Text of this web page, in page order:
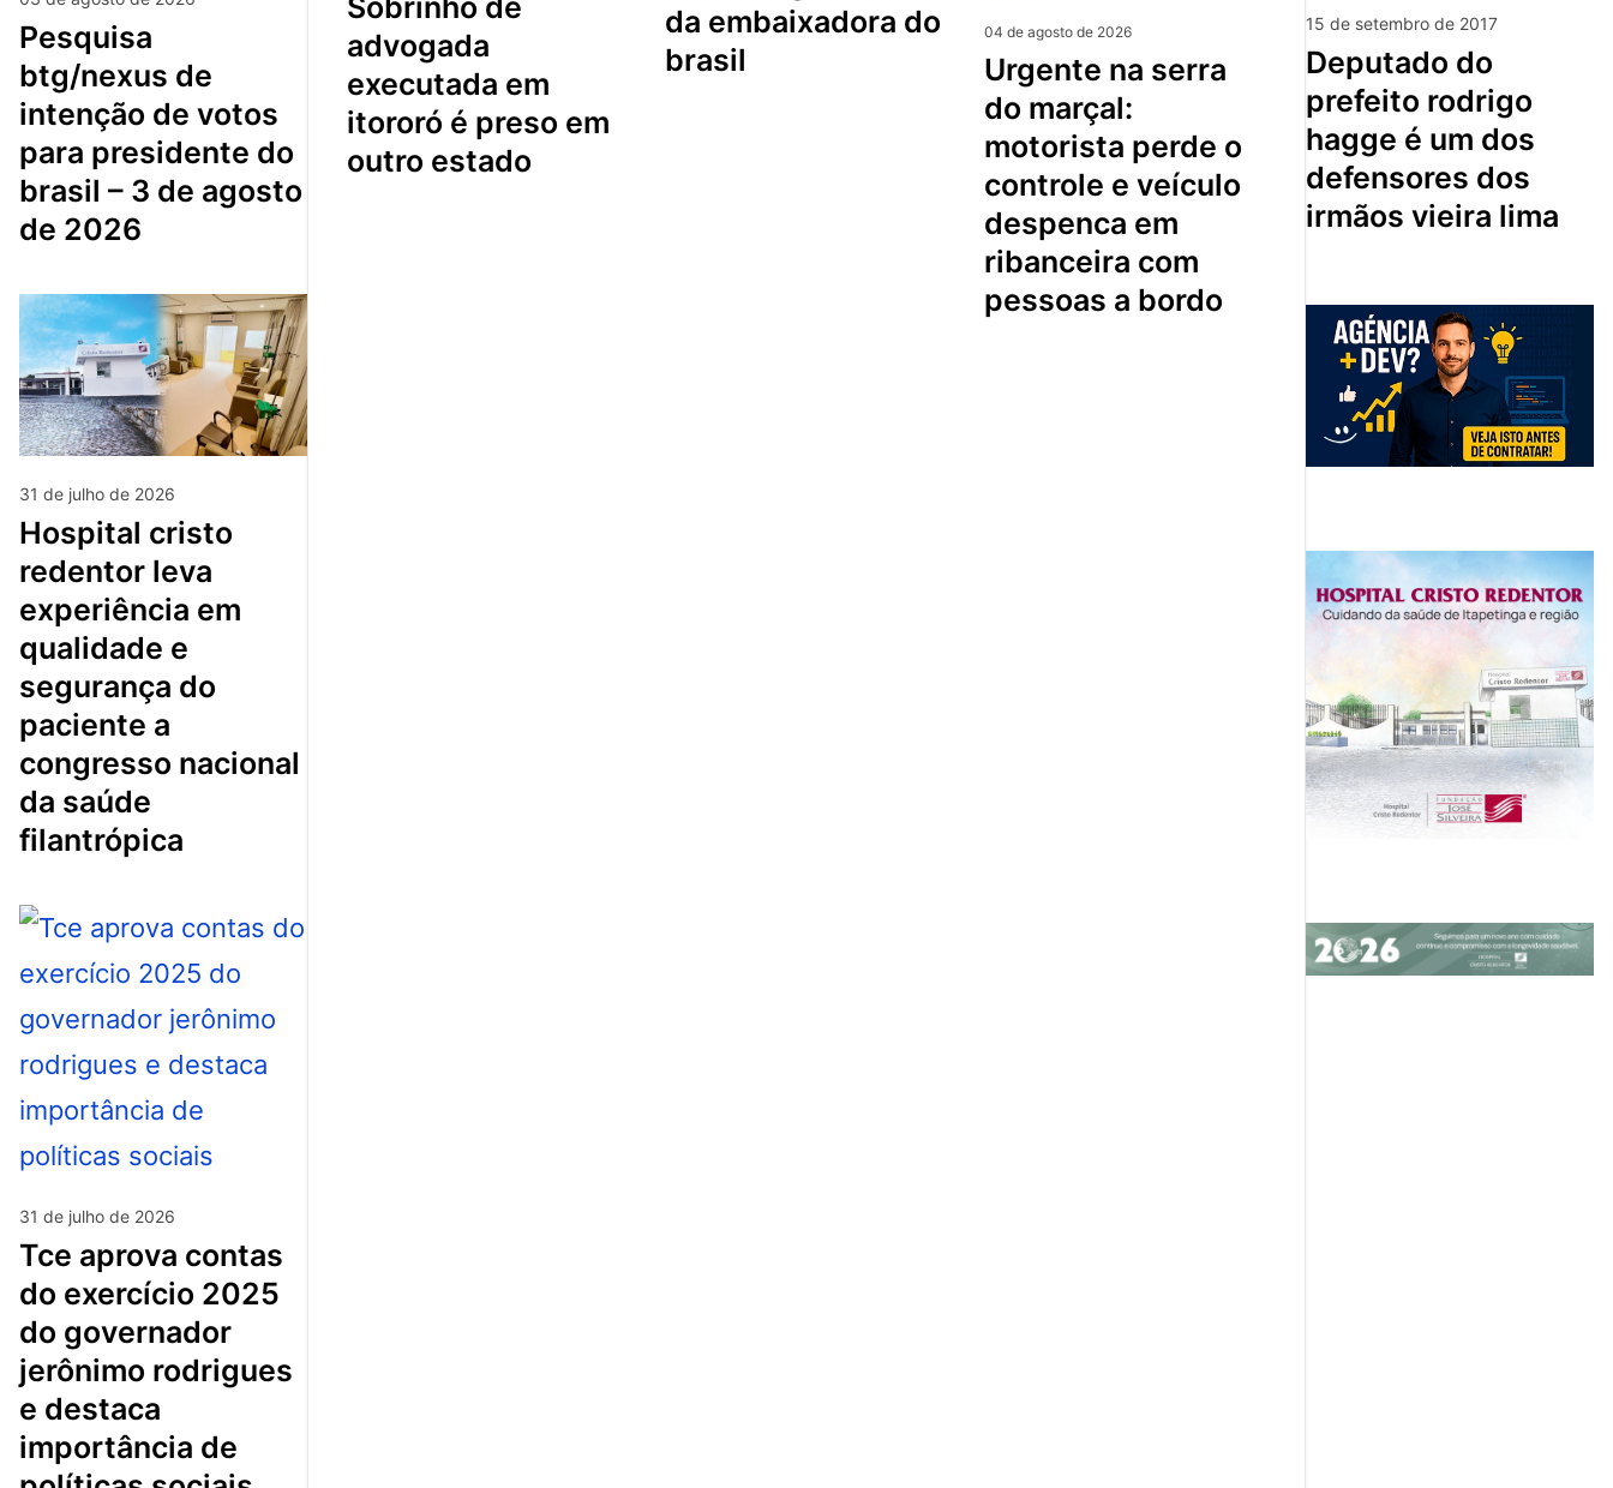
pesquisa
btg/nexus de
intenção de votos
para presidente do
brasil – 3 de agosto
de 2026
31 de julho de 2026
hospital cristo
redentor leva
experiência em
qualidade e
segurança do
paciente a
congresso nacional
da saúde
filantrópica
31 de julho de 2026
tce aprova contas
do exercício 2025
do governador
jerônimo rodrigues
e destaca
importância de
sobrinho de
advogada
executada em
itororó é preso em
outro estado
da embaixadora do
brasil
04 de agosto de 2026
urgente na serra
do marçal:
motorista perde o
controle e veículo
despenca em
ribanceira com
pessoas a bordo
15 de setembro de 2017
deputado do
prefeito rodrigo
hagge é um dos
defensores dos
irmãos vieira lima